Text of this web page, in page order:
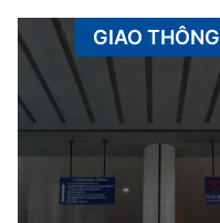
GIAO THÔNG